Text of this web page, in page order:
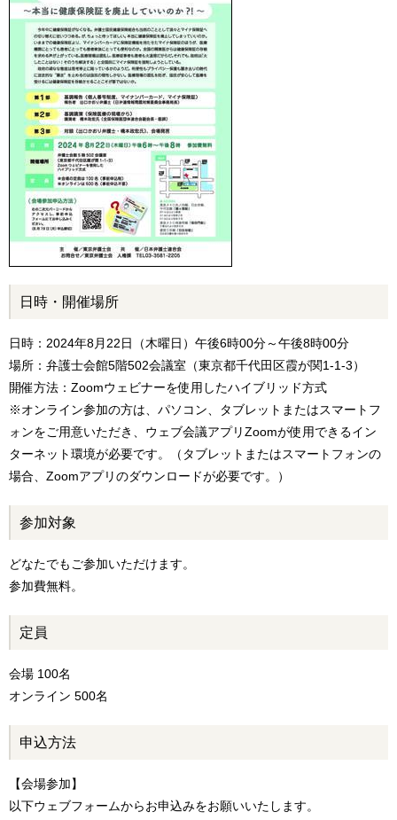
日時・開催場所
日時：2024年8月22日（木曜日）午後6時00分～午後8時00分
場所：弁護士会館5階502会議室（東京都千代田区霞が関1-1-3）
開催方法：Zoomウェビナーを使用したハイブリッド方式
※オンライン参加の方は、パソコン、タブレットまたはスマートフ
ォンをご用意いただき、ウェブ会議アプリZoomが使用できるイン
ターネット環境が必要です。（タブレットまたはスマートフォンの
場合、Zoomアプリのダウンロードが必要です。）
参加対象
どなたでもご参加いただけます。
参加費無料。
定員
会場 100名
オンライン 500名
申込方法
【会場参加】
以下ウェブフォームからお申込みをお願いいたします。